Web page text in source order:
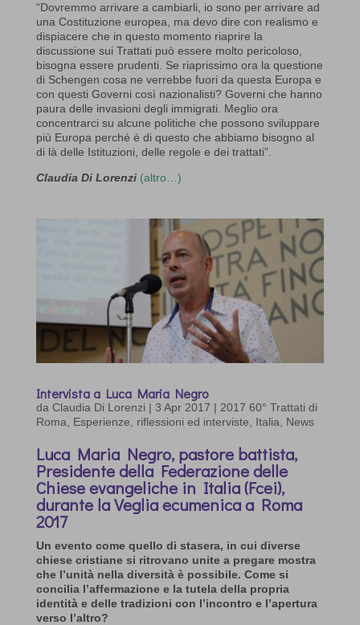
“Dovremmo arrivare a cambiarli, io sono per arrivare ad
una Costituzione europea, ma devo dire con realismo e
dispiacere che in questo momento riaprire la
discussione sui Trattati può essere molto pericoloso,
bisogna essere prudenti. Se riaprissimo ora la questione
di Schengen cosa ne verrebbe fuori da questa Europa e
con questi Governi così nazionalisti? Governi che hanno
paura delle invasioni degli immigrati. Meglio ora
concentrarci su alcune politiche che possono sviluppare
più Europa perché è di questo che abbiamo bisogno al
di là delle Istituzioni, delle regole e dei trattati”.
Claudia Di Lorenzi (altro…)
Intervista a Luca Maria Negro
da Claudia Di Lorenzi | 3 Apr 2017 | 2017 60° Trattati di
Roma
Esperienze, riflessioni ed interviste Italia News
Luca Maria Negro, pastore battista,
Presidente della Federazione delle
Chiese evangeliche in Italia (Fcei),
durante la Veglia ecumenica a Roma
2017
Un evento come quello di stasera, in cui diverse
chiese cristiane si ritrovano unite a pregare mostra
che l’unità nella diversità è possibile. Come si
concilia l’affermazione e la tutela della propria
identità e delle tradizioni con l’incontro e l’apertura
verso l’altro?